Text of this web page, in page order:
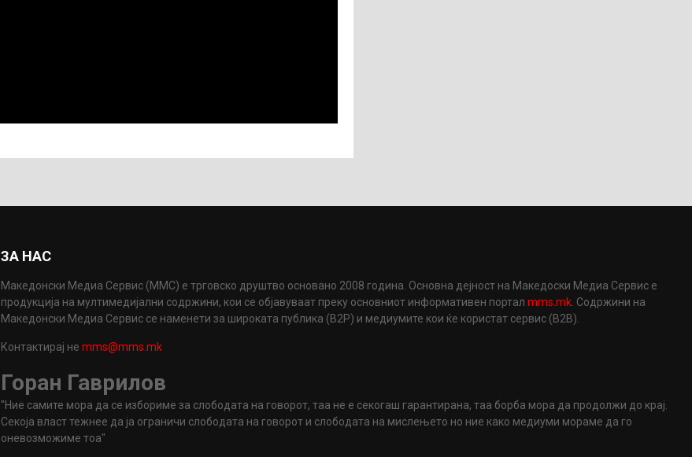
ЗА НАС
Македонски Медиа Сервис (ММС) е трговско друштво основано 2008 година. Основна дејност на Македоски Медиа Сервис е
продукција на мултимедијални содржини, кои се објавуваат преку основниот информативен порталmms.mk . Содржини на
Македонски Медиа Сервис се наменети за широката публика (B2P) и медиумите кои ќе користат сервис (B2B).
Контактирај неmms@mms.mk
Горан Гаврилов
"Ние самите мора да се избориме за слободата на говорот, таа не е секогаш гарантирана, таа борба мора да продолжи до крај.
Секоја власт тежнее да ја ограничи слободата на говорот и слободата на мислењето но ние како медиуми мораме да го
оневозможиме тоа"